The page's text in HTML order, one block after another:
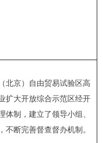
京）自由贸易试验区高
扩大开放综合示范区经开
体制，建立了领导小组、
不断完善督查督办机制。